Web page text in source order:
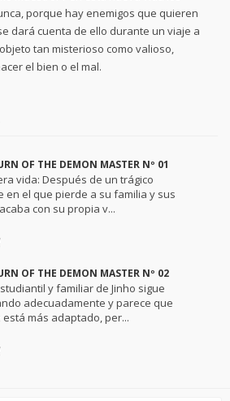
porque hay enemigos que quieren
dará cuenta de ello durante un viaje a
tan misterioso como valioso,
el bien o el mal.
OF THE DEMON MASTER Nº 01
vida: Después de un trágico
en el que pierde a su familia y sus
con su propia v...
OF THE DEMON MASTER Nº 02
y familiar de Jinho sigue
adecuadamente y parece que
está más adaptado, per...